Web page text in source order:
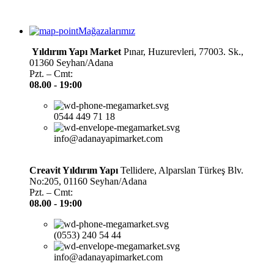
Mağazalarımız
Yıldırım Yapı Market Pınar, Huzurevleri, 77003. Sk.,
01360 Seyhan/Adana
Pzt. – Cmt:
08.00 - 19:00
0544 449 71 18
info@adanayapimarket.com
Creavit Yıldırım Yapı Tellidere, Alparslan Türkeş Blv.
No:205, 01160 Seyhan/Adana
Pzt. – Cmt:
08.00 - 19:00
(0553) 240 54 44
info@adanayapimarket.com